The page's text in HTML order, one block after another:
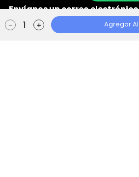
＋
－ Agregar
Envíanos un correo
chatea con nosotros
Ayuda